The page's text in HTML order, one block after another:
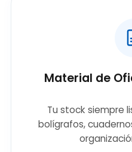
Material de
Tu stock siempre
bolígrafos,